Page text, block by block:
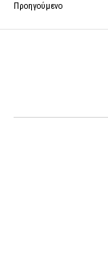
Προηγούμενο